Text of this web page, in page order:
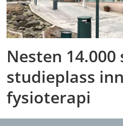
Nesten 14.000
studieplass
fysioterapi